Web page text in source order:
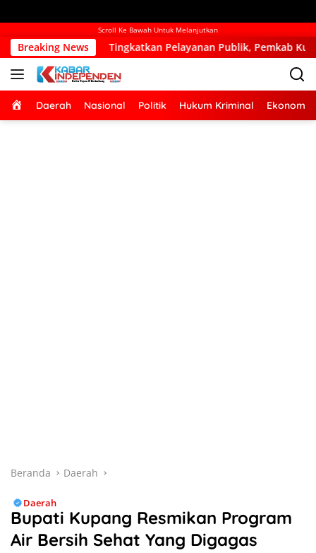
Scroll Ke Bawah Untuk Melanjutkan
Breaking News
Pelayanan Publik, Pemkab Kupang Mulai Bangun Kantor
Home
Daerah Nasional Politik Hukum Kriminal Ekonomi
Beranda Daerah
Daerah
Bupati Kupang Resmikan Program
Air Bersih Sehat Yang Digagas